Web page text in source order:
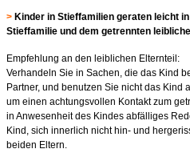
> Kinder in Stieffamilien geraten leicht
Stieffamilie und dem getrennten
Empfehlung an den leiblichen Elternteil:
Verhandeln Sie in Sachen, die das Kind
Partner, und benutzen Sie nicht das Kind
um einen achtungsvollen Kontakt zum
in Anwesenheit des Kindes abfälliges
Kind, sich innerlich nicht hin- und
beiden Eltern.